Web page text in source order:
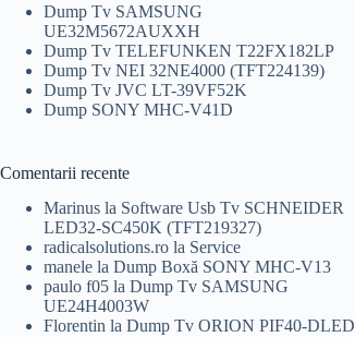
Dump Tv SAMSUNG
UE32M5672AUXXH
Dump Tv TELEFUNKEN T22FX182LP
Dump Tv NEI 32NE4000 (TFT224139)
Dump Tv JVC LT-39VF52K
Dump SONY MHC-V41D
Comentarii recente
Marinus la Software Usb Tv SCHNEIDER
LED32-SC450K (TFT219327)
radicalsolutions.ro la Service
manele la Dump Boxă SONY MHC-V13
paulo f05 la Dump Tv SAMSUNG
UE24H4003W
Florentin la Dump Tv ORION PIF40-DLED